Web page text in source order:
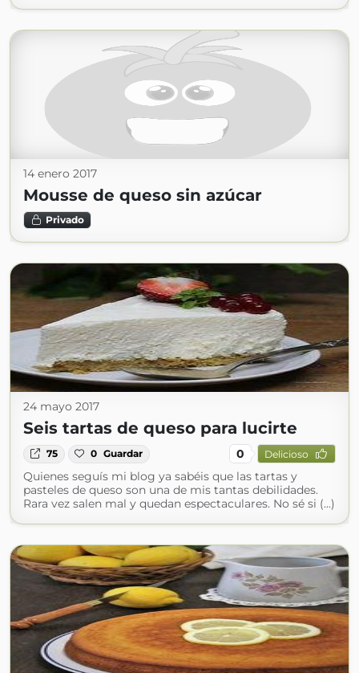
14 enero 2017
Mousse de queso sin azúcar
Privado
24 mayo 2017
Seis tartas de queso para lucirte
75 0 Guardar 0 Delicioso
Quienes seguís mi blog ya sabéis que las tartas y
pasteles de queso son una de mis tantas debilidades.
Rara vez salen mal y quedan espectaculares. No sé si (...)